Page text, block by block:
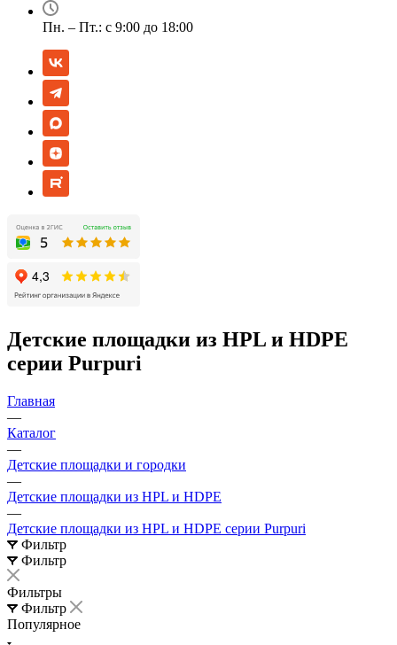
Пн. – Пт.: с 9:00 до 18:00
Детские площадки из HPL и HDPE
серии Purpuri
Главная
—
Каталог
—
Детские площадки и городки
—
Детские площадки из HPL и HDPE
—
Детские площадки из HPL и HDPE серии Purpuri
Фильтр
Фильтр
Фильтры
Фильтр
Популярное